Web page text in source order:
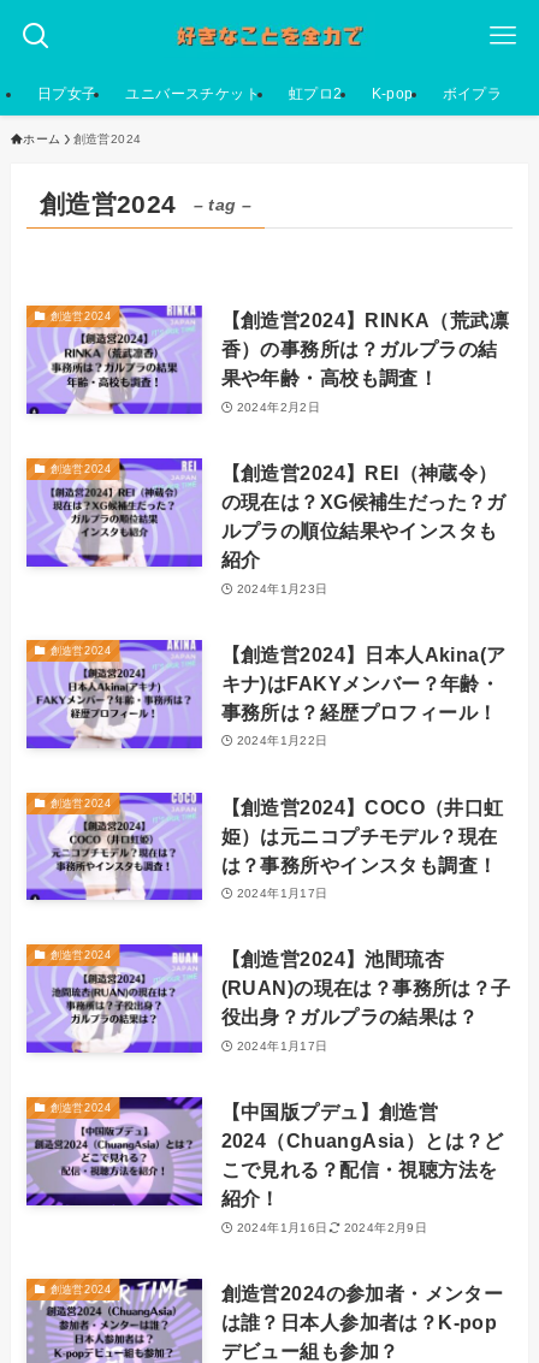
日プ女子 ユニバースチケット 虹プロ2 K-pop ボイプラ
ホーム 創造営2024
創造営2024 – tag –
創造営2024
【創造営2024】RINKA（荒武凛
香）の事務所は？ガルプラの結
果や年齢・高校も調査！
2024年2月2日
創造営2024
【創造営2024】REI（神蔵令）
の現在は？XG候補生だった？ガ
ルプラの順位結果やインスタも
紹介
2024年1月23日
創造営2024
【創造営2024】日本人Akina(ア
キナ)はFAKYメンバー？年齢・
事務所は？経歴プロフィール！
2024年1月22日
創造営2024
【創造営2024】COCO（井口虹
姫）は元ニコプチモデル？現在
は？事務所やインスタも調査！
2024年1月17日
創造営2024
【創造営2024】池間琉杏
(RUAN)の現在は？事務所は？子
役出身？ガルプラの結果は？
2024年1月17日
創造営2024
【中国版プデュ】創造営
2024（ChuangAsia）とは？ど
こで見れる？配信・視聴方法を
紹介！
2024年1月16日 2024年2月9日
創造営2024
創造営2024の参加者・メンター
は誰？日本人参加者は？K-pop
デビュー組も参加？